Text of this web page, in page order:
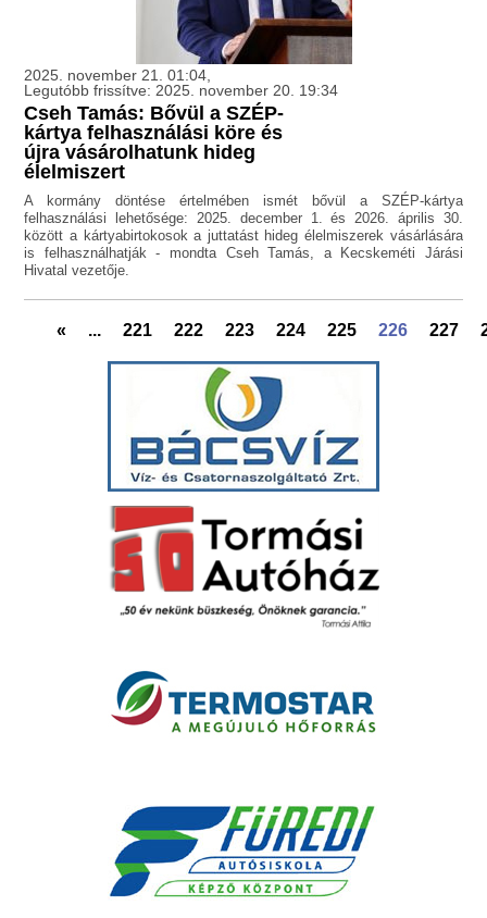
2025. november 21. 01:04,
Legutóbb frissítve: 2025. november 20. 19:34
Cseh Tamás: Bővül a SZÉP-
kártya felhasználási köre és
újra vásárolhatunk hideg
élelmiszert
A kormány döntése értelmében ismét bővül a SZÉP-kártya
felhasználási lehetősége: 2025. december 1. és 2026. április 30.
között a kártyabirtokosok a juttatást hideg élelmiszerek vásárlására
is felhasználhatják - mondta Cseh Tamás, a Kecskeméti Járási
Hivatal vezetője.
« ... 221 222 223 224 225 226 227